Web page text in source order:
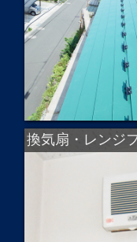
換気扇・レンジ